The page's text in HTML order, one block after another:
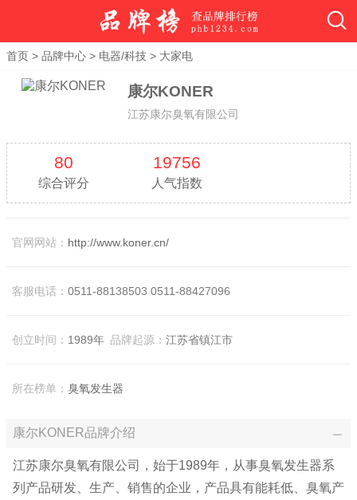
首页 > 品牌中心 > 电器/科技 > 大家电
康尔KONER
江苏康尔臭氧有限公司
80
综合评分
19756
人气指数
官网网站： http://www.koner.cn/
客服电话： 0511-88138503 0511-88427096
创立时间： 1989年 品牌起源： 江苏省镇江市
所在榜单： 臭氧发生器
康尔KONER品牌介绍
江苏康尔臭氧有限公司，始于1989年，从事臭氧发生器系
列产品研发、生产、销售的企业，产品具有能耗低、臭氧产